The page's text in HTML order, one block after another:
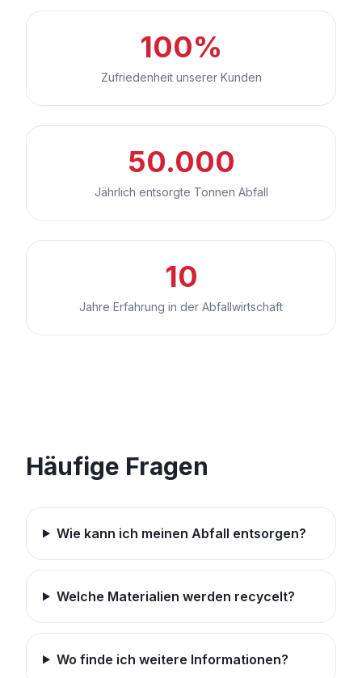
100%
Zufriedenheit unserer Kunden
50.000
Jährlich entsorgte Tonnen Abfall
10
Jahre Erfahrung in der Abfallwirtschaft
Häufige Fragen
Wie kann ich meinen Abfall entsorgen?
Welche Materialien werden recycelt?
Wo finde ich weitere Informationen?